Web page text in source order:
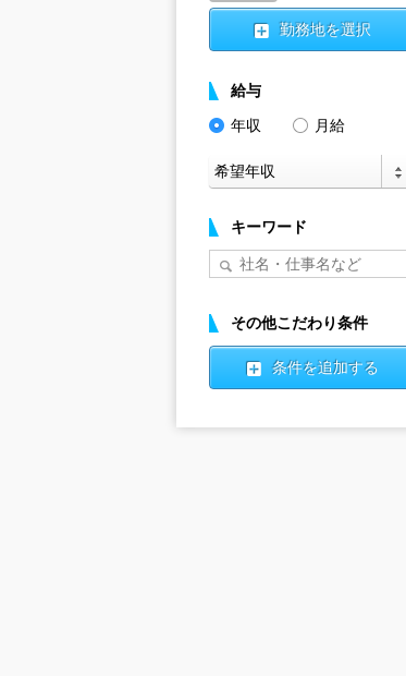
勤務地を選択
給与
年収
月給
キーワード
その他こだわり条件
条件を追加する